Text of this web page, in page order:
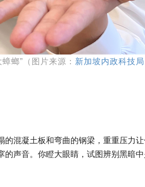
螂”（图片来源： 新加坡内政科技局
混凝土板和弯曲的钢梁，重重压力
声音。你瞪大眼睛，试图辨别黑暗